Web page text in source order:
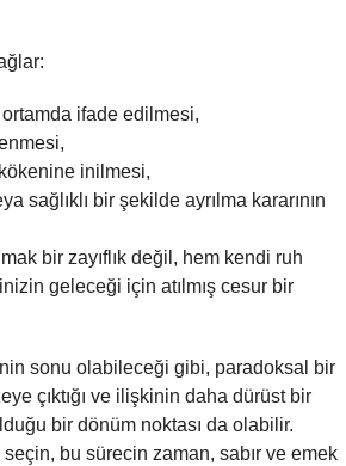
ifade edilmesi,
inilmesi,
sağlıklı bir şekilde ayrılma kararının
bir zayıflık değil, hem kendi ruh
geleceği için atılmış cesur bir
sonu olabileceği gibi, paradoksal bir
çıktığı ve ilişkinin daha dürüst bir
bir dönüm noktası da olabilir.
bu sürecin zaman, sabır ve emek